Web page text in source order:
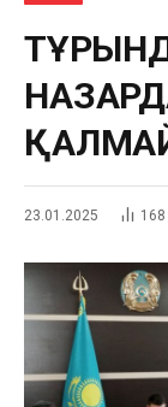
23.01.2025 168